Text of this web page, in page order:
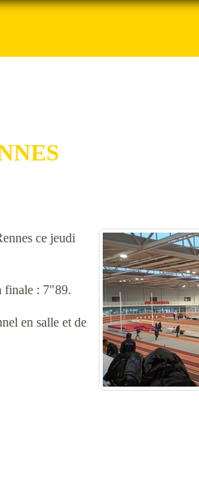
ce jeudi
finale : 7"89.
en salle et de